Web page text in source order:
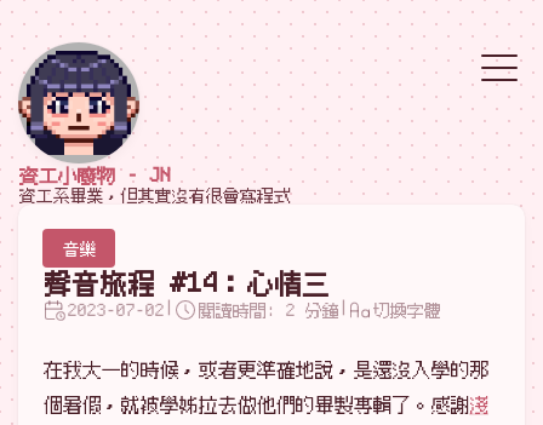
資工小廢物 - JN
資工系畢業，但其實沒有很會寫程式
音樂
聲音旅程 #14：心情三
2023-07-02 | 閱讀時間: 2 分鐘 | 切換字體
在我大一的時候，或者更準確地說，是還沒入學的那
個暑假，就被學姊拉去做他們的畢製專輯了。感謝淺